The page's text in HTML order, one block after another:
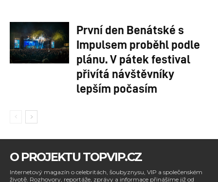
První den Benátské s
Impulsem proběhl podle
plánu. V pátek festival
přivítá návštěvníky
lepším počasím
O PROJEKTU TOPVIP.CZ
Internetový magazín o celebritách, šoubyznysu, VIP a společenském
životě. Rozhovory, reportáže, zprávy a informace přinášíme již od